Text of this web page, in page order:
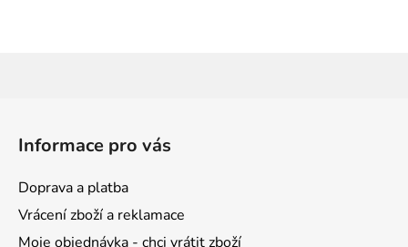
Informace pro vás
Doprava a platba
Vrácení zboží a reklamace
Moje objednávka - chci vrátit zboží